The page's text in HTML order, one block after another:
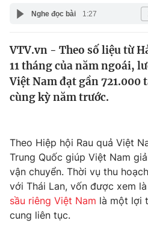
Pháp luật
Thế giới
Tin tức
Câu chuyện quốc tế
Tài chính
Thị trường
Góc doanh nghiệp
Dữ liệu và đời sống
Truyền hình
Phim VTV
Giải trí
Công nghệ
Nghe đọc bài 1:27
VTV.vn - Theo số liệu từ
11 tháng của năm ngoái,
Việt Nam đạt gần 721.000
cùng kỳ năm trước.
Theo Hiệp hội Rau quả Việt
Trung Quốc giúp Việt Nam
vận chuyển. Thời vụ thu
với Thái Lan, vốn được xem
sầu riêng Việt Nam là một lợi
cung liên tục.